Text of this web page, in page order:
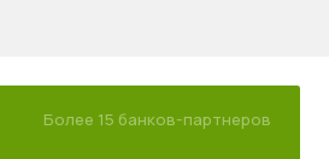
Более 15 банков-партнеров